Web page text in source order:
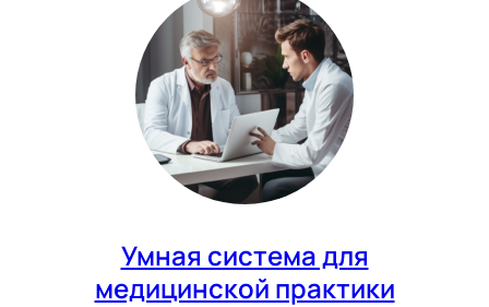
Умная система для
медицинской практики